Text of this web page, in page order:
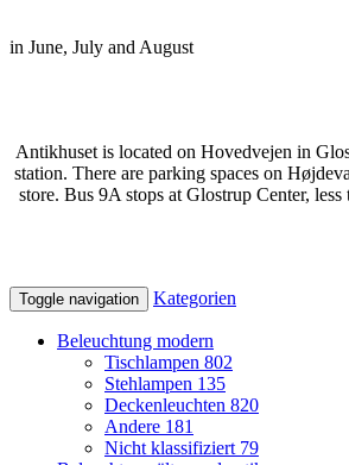
Saturday
in June, July and August
Sunday
Antikhuset is located on Hovedvejen in
station. There are parking spaces on
store. Bus 9A stops at Glostrup Center, less
Toggle navigation Kategorien
Beleuchtung modern
Tischlampen 802
Stehlampen 135
Deckenleuchten 820
Andere 181
Nicht klassifiziert 79